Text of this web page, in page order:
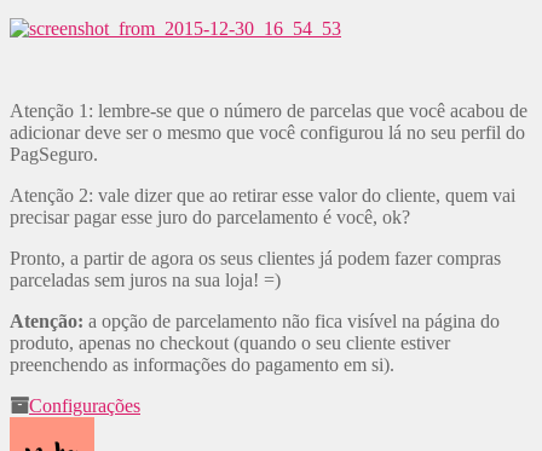
Atenção 1: lembre-se que o número de parcelas que você acabou de
adicionar deve ser o mesmo que você configurou lá no seu perfil do
PagSeguro.
Atenção 2: vale dizer que ao retirar esse valor do cliente, quem vai
precisar pagar esse juro do parcelamento é você, ok?
Pronto, a partir de agora os seus clientes já podem fazer compras
parceladas sem juros na sua loja! =)
Atenção: a opção de parcelamento não fica visível na página do
produto, apenas no checkout (quando o seu cliente estiver
preenchendo as informações do pagamento em si).
Configurações